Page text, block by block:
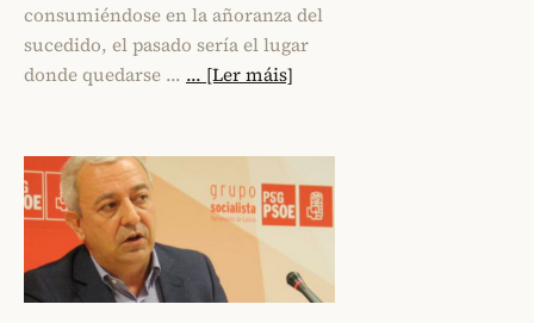
consumiéndose en la añoranza del
sucedido, el pasado sería el lugar
donde quedarse … ... [Ler máis]